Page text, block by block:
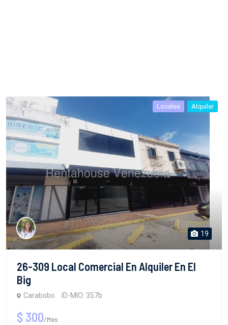
Locales Alquiler
19
26-309 Local Comercial En Alquiler En El
Big
Carabobo ID-MIO: 357b
$ 300/Mes